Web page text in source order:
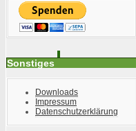
Sonstiges
Downloads
Impressum
Datenschutzerklärung